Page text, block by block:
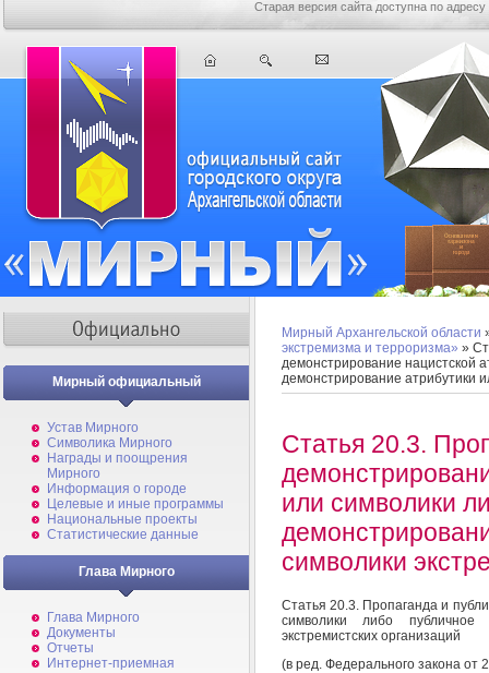
Старая версия сайта доступна по адресу
Мирный официальный
Устав Мирного
Символика Мирного
Награды и поощрения
Мирного
Информация о городе
Целевые и иные программы
Национальные проекты
Статистические данные
Глава Мирного
Глава Мирного
Документы
Отчеты
Интернет-приемная
Мирный Архангельской области
экстремизма и терроризма» »
демонстрирование нацистской
демонстрирование атрибутики
Статья 20.3.
или символики
символики
Статья 20.3. Пропаганда и
символики либо публичное
экстремистских организаций
(в ред. Федерального закона от